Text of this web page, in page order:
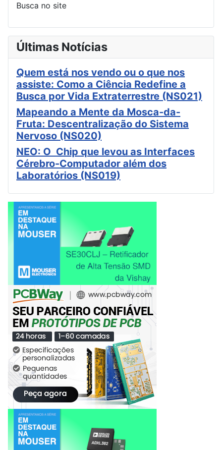
Busca no site
Últimas Notícias
Quem está nos vendo ou o que nos
assiste: Como a Ciência Redefine a
Busca por Vida Extraterrestre (NS021)
Mapeando a Mente da Mosca-da-
Fruta: Descentralização do Sistema
Nervoso (NS020)
NEO: O Chip que levou as Interfaces
Cérebro-Computador além dos
Laboratórios (NS019)